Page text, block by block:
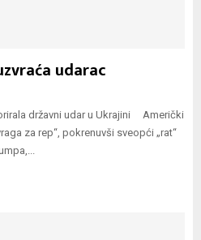
udarac
državni udar u Ukrajini Američki
za rep“, pokrenuvši sveopći „rat“